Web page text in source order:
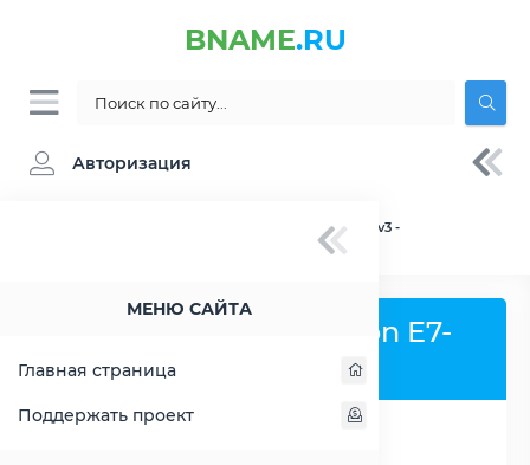
BNAME.RU
Авторизация
МЕНЮ САЙТА
Главная страница
Поддержать проект
» Процессор Intel Xeon E7-4820 v3 -
Процессор Intel Xeon E7-